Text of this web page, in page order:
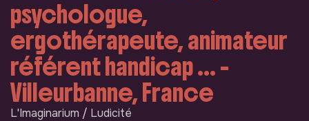
psychologue,
ergothérapeute, animateur
référent handicap ... -
Villeurbanne, France
L'Imaginarium / Ludicité